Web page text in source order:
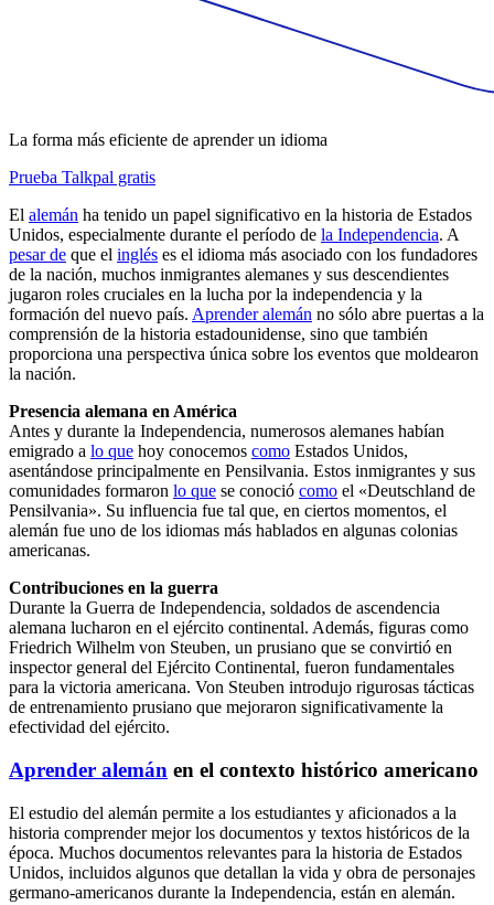
La forma más eficiente de aprender un idioma
Prueba Talkpal gratis
El alemán ha tenido un papel significativo en la historia de Estados
Unidos, especialmente durante el período de la Independencia. A
pesar de que el inglés es el idioma más asociado con los fundadores
de la nación, muchos inmigrantes alemanes y sus descendientes
jugaron roles cruciales en la lucha por la independencia y la
formación del nuevo país. Aprender alemán no sólo abre puertas a la
comprensión de la historia estadounidense, sino que también
proporciona una perspectiva única sobre los eventos que moldearon
la nación.
Presencia alemana en América
Antes y durante la Independencia, numerosos alemanes habían
emigrado a lo que hoy conocemos como Estados Unidos,
asentándose principalmente en Pensilvania. Estos inmigrantes y sus
comunidades formaron lo que se conoció como el «Deutschland de
Pensilvania». Su influencia fue tal que, en ciertos momentos, el
alemán fue uno de los idiomas más hablados en algunas colonias
americanas.
Contribuciones en la guerra
Durante la Guerra de Independencia, soldados de ascendencia
alemana lucharon en el ejército continental. Además, figuras como
Friedrich Wilhelm von Steuben, un prusiano que se convirtió en
inspector general del Ejército Continental, fueron fundamentales
para la victoria americana. Von Steuben introdujo rigurosas tácticas
de entrenamiento prusiano que mejoraron significativamente la
efectividad del ejército.
Aprender alemán en el contexto histórico americano
El estudio del alemán permite a los estudiantes y aficionados a la
historia comprender mejor los documentos y textos históricos de la
época. Muchos documentos relevantes para la historia de Estados
Unidos, incluidos algunos que detallan la vida y obra de personajes
germano-americanos durante la Independencia, están en alemán.